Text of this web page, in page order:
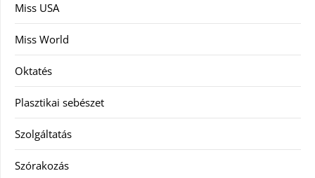
Miss USA
Miss World
Oktatés
Plasztikai sebészet
Szolgáltatás
Szórakozás